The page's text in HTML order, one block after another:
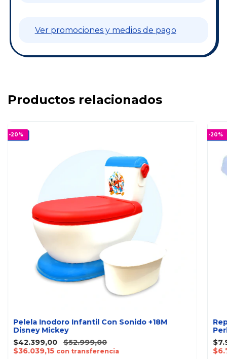
Ver promociones y medios de pago
Productos relacionados
-20%
Pelela Inodoro Infantil Con Sonido +18M
Disney Mickey
$42.399,00
$52.999,00
$36.039,15 con transferencia
-20%